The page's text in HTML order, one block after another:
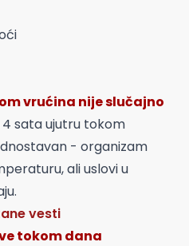
vrućina nije slučajno
4 sata ujutru tokom
- organizam
ali uslovi u
vesti
tokom dana